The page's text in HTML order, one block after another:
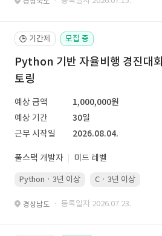
🕒 기간제 모집 중
Python 기반 자율비행 경진대
토링
예상 금액
1,000,000원
예상 기간
30일
근무 시작일
2026.08.04.
풀스택 개발자 미드 레벨
Python · 3년 이상 C · 3년 이상
경상남도 · 등록일자 2026.07.23.